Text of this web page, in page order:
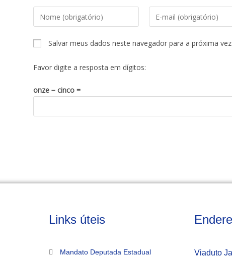
Salvar meus dados neste navegador para a próxima
Favor digite a resposta em dígitos:
onze − cinco =
Links úteis
Mandato Deputada Estadual Viaduto